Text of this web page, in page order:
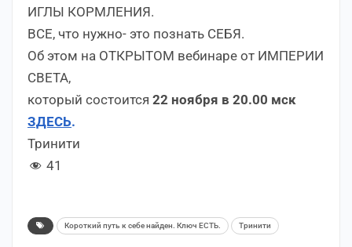
ИГЛЫ КОРМЛЕНИЯ.
ВСЕ, что нужно- это познать СЕБЯ.
Об этом на ОТКРЫТОМ вебинаре от ИМПЕРИИ
СВЕТА,
который состоится 22 ноября в 20.00 мск
ЗДЕСЬ.
Тринити
41
Короткий путь к себе найден. Ключ ЕСТЬ. Тринити